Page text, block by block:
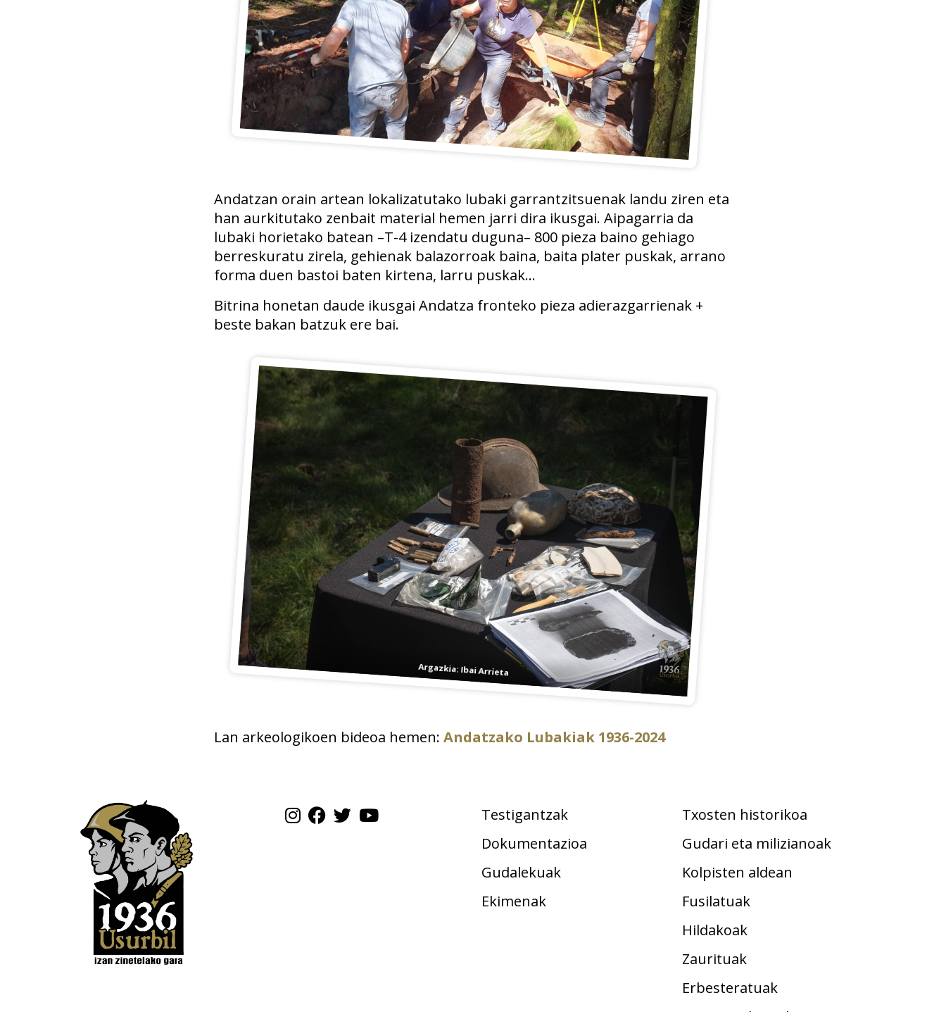
Andatzan orain artean lokalizatutako lubaki garrantzitsuenak landu ziren eta
han aurkitutako zenbait material hemen jarri dira ikusgai. Aipagarria da
lubaki horietako batean –T-4 izendatu duguna– 800 pieza baino gehiago
berreskuratu zirela, gehienak balazorroak baina, baita plater puskak, arrano
forma duen bastoi baten kirtena, larru puskak…
Bitrina honetan daude ikusgai Andatza fronteko pieza adierazgarrienak +
beste bakan batzuk ere bai.
Argazkia: Ibai Arrieta
Lan arkeologikoen bideoa hemen: Andatzako Lubakiak 1936-2024
Testigantzak
Dokumentazioa
Gudalekuak
Ekimenak
Txosten historikoa
Gudari eta milizianoak
Kolpisten aldean
Fusilatuak
Hildakoak
Zaurituak
Erbesteratuak